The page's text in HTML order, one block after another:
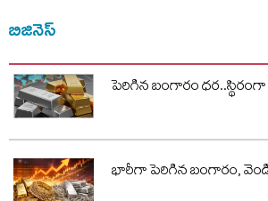
బిజినెస్
పెరిగిన బంగారం
భారీగా పెరిగిన బంగారం,